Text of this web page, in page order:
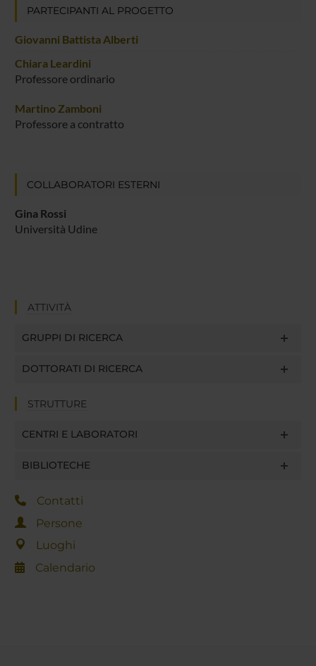
PARTECIPANTI AL PROGETTO
Giovanni Battista Alberti
Chiara Leardini
Professore ordinario
Martino Zamboni
Professore a contratto
COLLABORATORI ESTERNI
Gina Rossi
Università Udine
ATTIVITÀ
GRUPPI DI RICERCA
DOTTORATI DI RICERCA
STRUTTURE
CENTRI E LABORATORI
BIBLIOTECHE
Contatti
Persone
Luoghi
Calendario